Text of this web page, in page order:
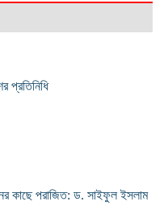
প্রতিনিধি
কাছে পরাজিত: ড. সাইফুল ইসলাম